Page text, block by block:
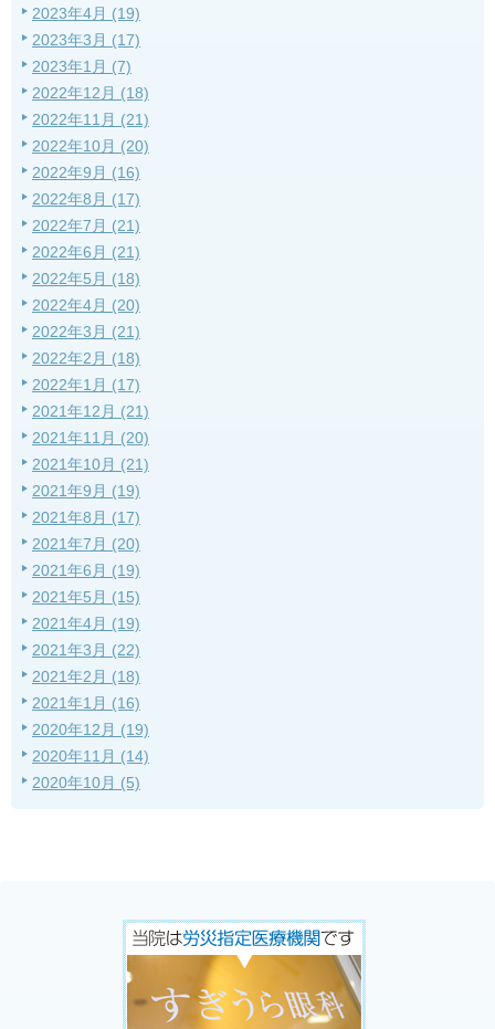
2023年4月 (19)
2023年3月 (17)
2023年1月 (7)
2022年12月 (18)
2022年11月 (21)
2022年10月 (20)
2022年9月 (16)
2022年8月 (17)
2022年7月 (21)
2022年6月 (21)
2022年5月 (18)
2022年4月 (20)
2022年3月 (21)
2022年2月 (18)
2022年1月 (17)
2021年12月 (21)
2021年11月 (20)
2021年10月 (21)
2021年9月 (19)
2021年8月 (17)
2021年7月 (20)
2021年6月 (19)
2021年5月 (15)
2021年4月 (19)
2021年3月 (22)
2021年2月 (18)
2021年1月 (16)
2020年12月 (19)
2020年11月 (14)
2020年10月 (5)